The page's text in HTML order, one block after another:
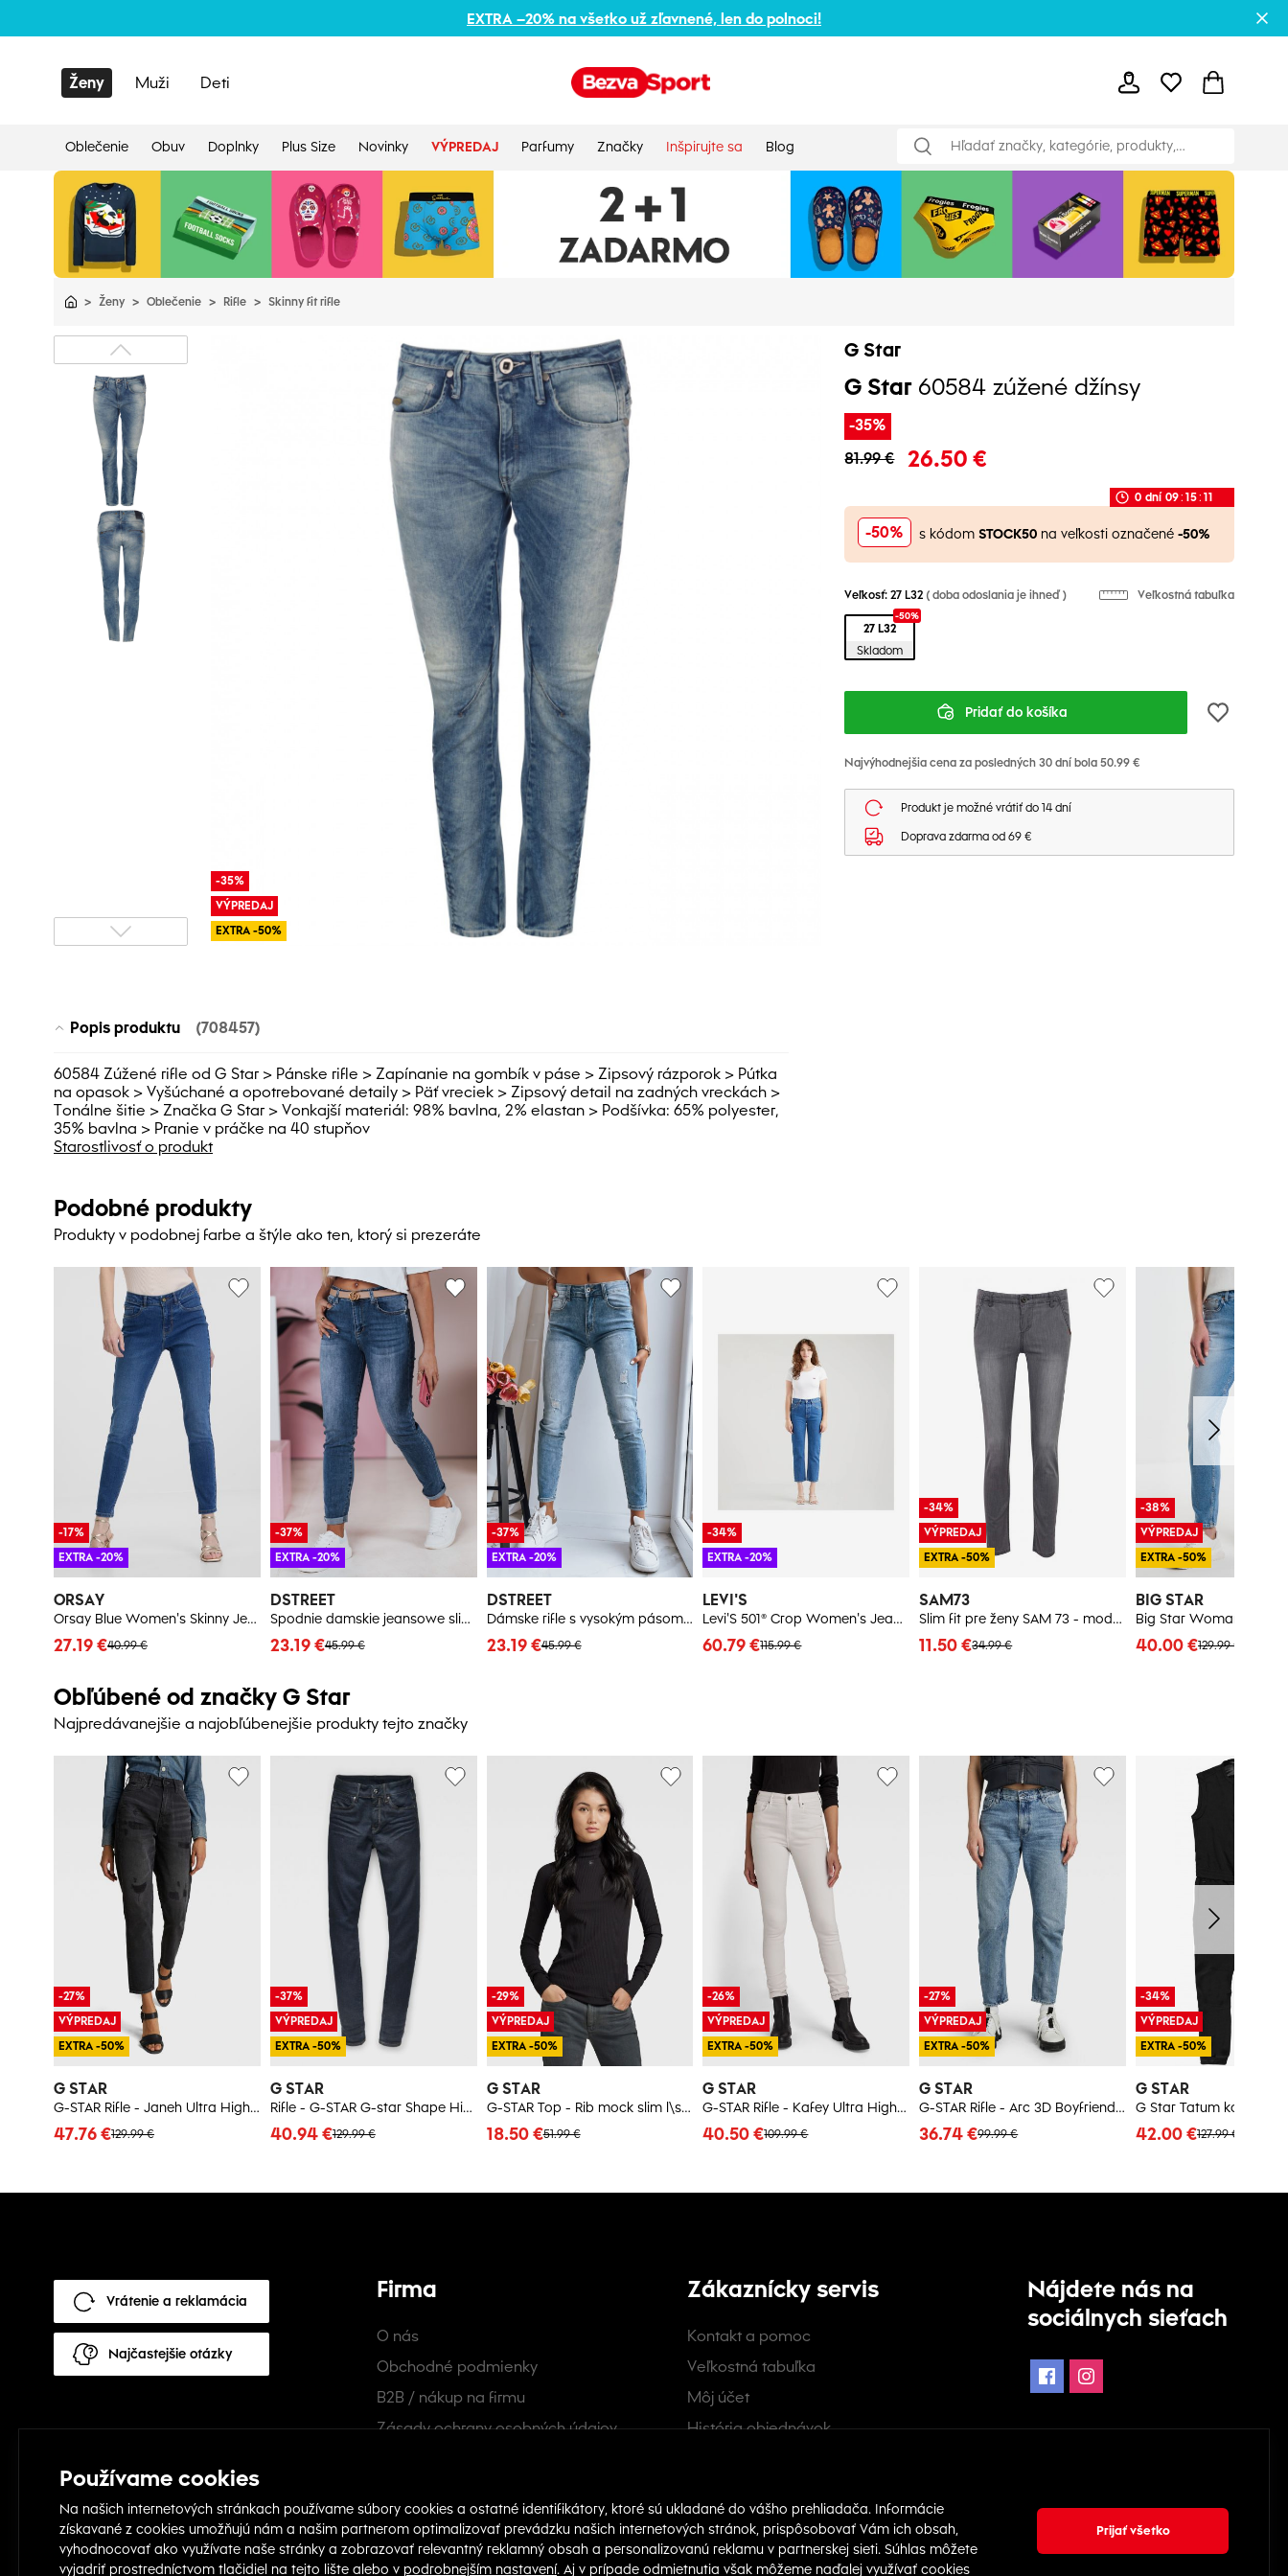
EXTRA –20% na všetko už zľavnené, len do polnoci!
Ženy
Oblečenie Obuv Doplnky Plus Size Novinky VÝPREDAJ Parfumy Značky Inšpirujte sa Blog
Muži Deti
> Ženy > Oblečenie > Rifle > Skinny fit rifle
-35%
VÝPREDAJ
EXTRA -50%
Popis produktu (708457)
60584 Zúžené rifle od G Star > Pánske rifle > Zapínanie na gombík v páse > Zipsový rázporok > Pútka
na opasok > Vyšúchané a opotrebované detaily > Päť vreciek > Zipsový detail na zadných vreckách >
Tonálne šitie > Značka G Star > Vonkajší materiál: 98% bavlna, 2% elastan > Podšívka: 65% polyester,
35% bavlna > Pranie v práčke na 40 stupňov
Starostlivosť o produkt
G Star
G Star60584 zúžené džínsy
-35%
81.99 €
26.50 €
0 dní 09: 15: 11
-50% s kódom STOCK50 na veľkosti označené -50%
Veľkosť: 27 L32 ( doba odoslania je ihneď ) Veľkostná tabuľka
-50%
27 L32
Skladom
Pridať do košíka
Najvýhodnejšia cena za posledných 30 dní bola 50.99 €
Produkt je možné vrátiť do 14 dní
Doprava zdarma od 69 €
Podobné produkty
Produkty v podobnej farbe a štýle ako ten, ktorý si prezeráte
ORSAY
Orsay Blue Women's Skinny Jeans - Women's
40.99 €
27.19 €
-17%
EXTRA -20%
DSTREET
Spodnie damskie jeansowe slim fit średni stan FLEXI granatowe Dstreet
45.99 €
23.19 €
-37%
EXTRA -20%
DSTREET
Dámske rifle s vysokým pásom MOVE ON Farba modrá DSTREET
45.99 €
23.19 €
-37%
EXTRA -20%
LEVI'S
Levi'S 501® Crop Women's Jean Pants - Jazz Pop
115.99 €
60.79 €
-34%
EXTRA -20%
SAM73
Slim fit pre ženy SAM 73 - modrá
34.99 €
11.50 €
-34%
VÝPREDAJ
EXTRA -50%
BIG STAR
129.99 €
40.00 €
-38%
VÝPREDAJ
EXTRA -50%
Obľúbené od značky G Star
Najpredávanejšie a najobľúbenejšie produkty tejto značky
G STAR
G-STAR Rifle - Janeh Ultra High Mom Ankle čierne
129.99 €
47.76 €
-27%
VÝPREDAJ
EXTRA -50%
G STAR
Rifle - G-STAR G-star Shape High Super Skinny Wmn
129.99 €
40.94 €
-37%
VÝPREDAJ
EXTRA -50%
G STAR
G-STAR Top - Rib mock slim l\s wmn čierny
51.99 €
18.50 €
-29%
VÝPREDAJ
EXTRA -50%
G STAR
G-STAR Rifle - Kafey Ultra High Skinny biele
109.99 €
40.50 €
-26%
VÝPREDAJ
EXTRA -50%
G STAR
G-STAR Rifle - Arc 3D Boyfriend modré
99.99 €
36.74 €
-27%
VÝPREDAJ
EXTRA -50%
G STAR
G Star Tatum
127.99 €
42.00 €
-34%
VÝPREDAJ
EXTRA -50%
Vrátenie a reklamácia
Najčastejšie otázky
Firma
O nás
Obchodné podmienky
B2B / nákup na firmu
Zásady ochrany osobných údajov
Podmienky akcií
Zákaznícky servis
Kontakt a pomoc
Veľkostná tabuľka
Môj účet
História objednávok
Nájdete nás na
sociálnych sieťach